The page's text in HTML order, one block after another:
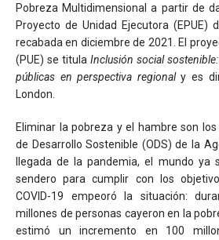
Pobreza Multidimensional a partir de
Proyecto de Unidad Ejecutora (EPUE)
recabada en diciembre de 2021. El
(PUE) se titula Inclusión social
públicas en perspectiva regionaly es
London.
Eliminar la pobreza y el hambre son
de Desarrollo Sostenible (ODS) de la
llegada de la pandemia, el mundo ya
sendero para cumplir con los
COVID-19 empeoró la situación:
millones de personas cayeron en la
estimó un incremento en 100